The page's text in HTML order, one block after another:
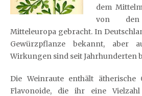
dem
von
Mitteleuropa gebracht. In
Gewürzpflanze bekannt, aber
Wirkungen sind seit Jahrhunderten
Die Weinraute enthält ätherische
Flavonoide, die ihr eine